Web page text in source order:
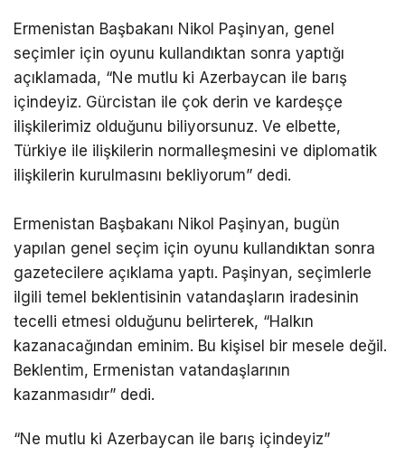
Ermenistan Başbakanı Nikol Paşinyan, genel
seçimler için oyunu kullandıktan sonra yaptığı
açıklamada, “Ne mutlu ki Azerbaycan ile barış
içindeyiz. Gürcistan ile çok derin ve kardeşçe
ilişkilerimiz olduğunu biliyorsunuz. Ve elbette,
Türkiye ile ilişkilerin normalleşmesini ve diplomatik
ilişkilerin kurulmasını bekliyorum” dedi.
Ermenistan Başbakanı Nikol Paşinyan, bugün
yapılan genel seçim için oyunu kullandıktan sonra
gazetecilere açıklama yaptı. Paşinyan, seçimlerle
ilgili temel beklentisinin vatandaşların iradesinin
tecelli etmesi olduğunu belirterek, “Halkın
kazanacağından eminim. Bu kişisel bir mesele değil.
Beklentim, Ermenistan vatandaşlarının
kazanmasıdır” dedi.
“Ne mutlu ki Azerbaycan ile barış içindeyiz”